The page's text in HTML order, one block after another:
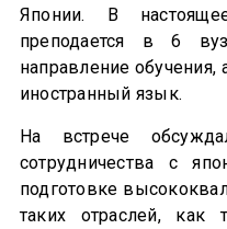
Японии. В
преподается в 6
направление
иностранный язык.
На встрече
сотрудничества с
подготовке
таких отраслей, как